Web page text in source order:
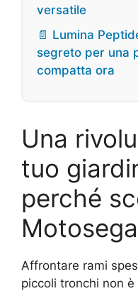
versatile
📄 Lumina
segreto per una
compatta ora
Una
tuo
perché
Affrontare rami
piccoli tronchi non